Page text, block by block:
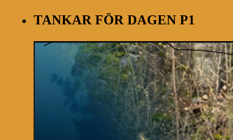
TANKAR FÖR DAGEN P1